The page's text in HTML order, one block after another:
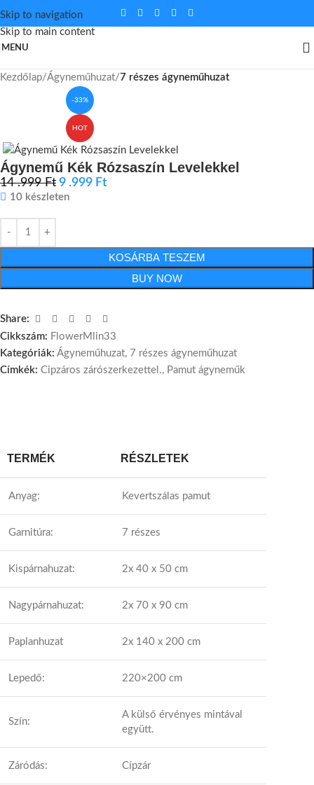
Skip to navigation
Skip to main content
MENU
Kezdőlap Ágyneműhuzat 7 részes ágyneműhuzat
-33%
HOT
Ágynemű Kék Rózsaszín Levelekkel
14 .999Ft 9 .999 Ft
10 készleten
KOSÁRBA TESZEM
BUY NOW
Share:
Cikkszám: FlowerMlin33
Kategóriák: Ágyneműhuzat, 7 részes ágyneműhuzat
Címkék: Cipzáros zárószerkezettel., Pamut ágyneműk
TERMÉK RÉSZLETEK
Anyag: Kevertszálas pamut
Garnitúra: 7 részes
Kispárnahuzat: 2x 40 x 50 cm
Nagypárnahuzat: 2x 70 x 90 cm
Paplanhuzat 2x 140 x 200 cm
Lepedő: 220×200 cm
Szín:
A külső érvényes mintával
együtt.
Záródás: Cípzár